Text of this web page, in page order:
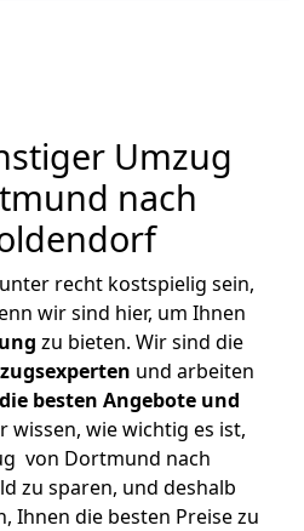
Umzug
nach
recht kostspielig sein,
wir sind hier, um Ihnen
zu bieten. Wir sind die
und arbeiten
die besten Angebote und
wissen, wie wichtig es ist,
von Dortmund nach
zu sparen, und deshalb
Ihnen die besten Preise zu